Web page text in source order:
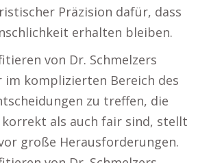
Präzision dafür, dass
erhalten bleiben.
von Dr. Schmelzers
im komplizierten Bereich des
zu treffen, die
als auch fair sind, stellt
große Herausforderungen.